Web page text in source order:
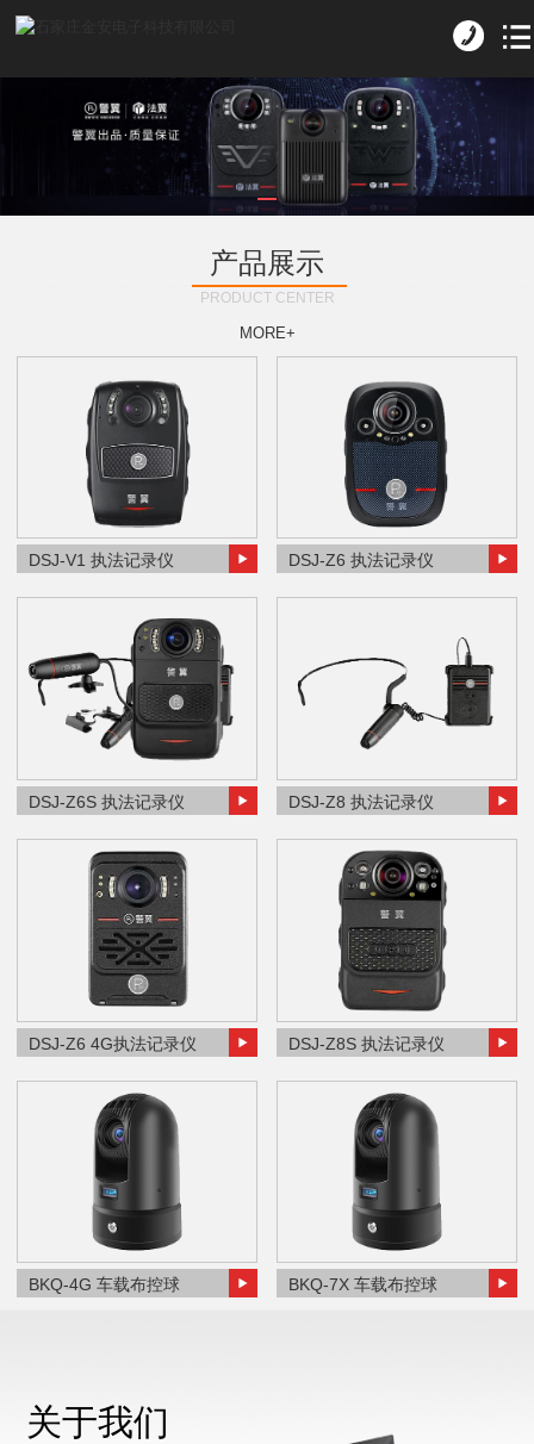
产品展示
PRODUCT CENTER
MORE+
DSJ-V1 执法记录仪 DSJ-Z6 执法记录仪
DSJ-Z6S 执法记录仪 DSJ-Z8 执法记录仪
DSJ-Z6 4G执法记录仪 DSJ-Z8S 执法记录仪
BKQ-4G 车载布控球 BKQ-7X 车载布控球
关于我们